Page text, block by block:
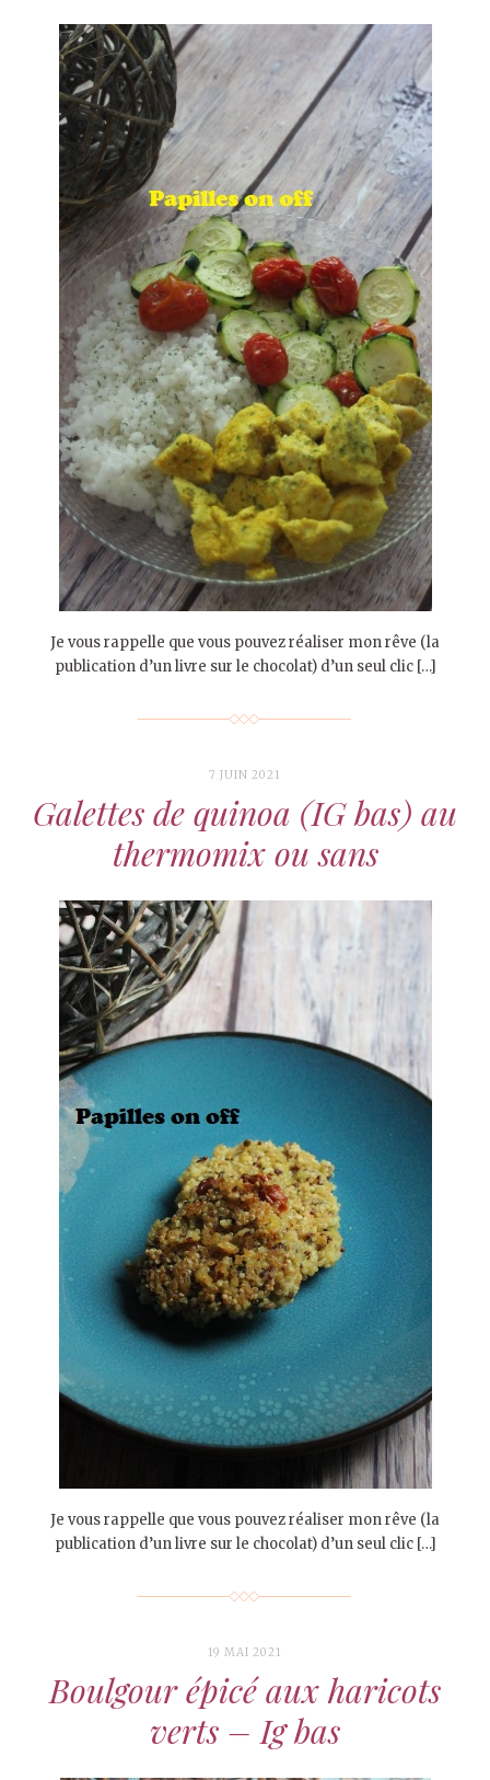
Je vous rappelle que vous pouvez réaliser mon rêve (la
publication d’un livre sur le chocolat) d’un seul clic […]
7 JUIN 2021
Galettes de quinoa (IG bas) au
thermomix ou sans
Je vous rappelle que vous pouvez réaliser mon rêve (la
publication d’un livre sur le chocolat) d’un seul clic […]
19 MAI 2021
Boulgour épicé aux haricots
verts – Ig bas